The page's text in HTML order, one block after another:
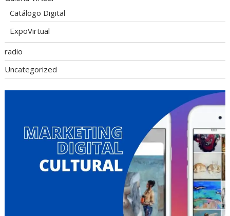
Catálogo Digital
ExpoVirtual
radio
Uncategorized